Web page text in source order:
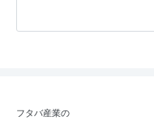
フタバ産業の